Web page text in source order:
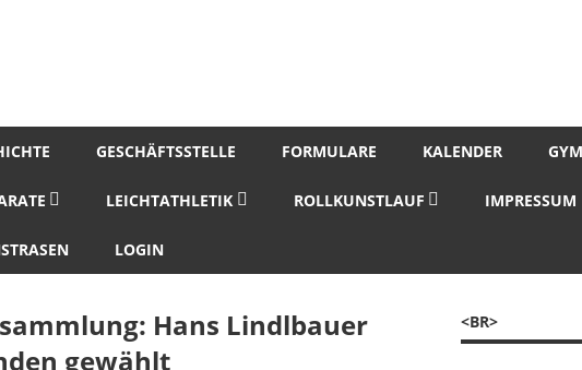
GESCHÄFTSSTELLE FORMULARE KALENDER
LEICHTATHLETIK ROLLKUNSTLAUF IMPRESSUM
LOGIN
Hans Lindlbauer
gewählt
<BR>